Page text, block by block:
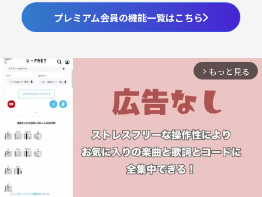
プレミアム会員の機能一覧はこちら
arrow_forward_ios もっと見る